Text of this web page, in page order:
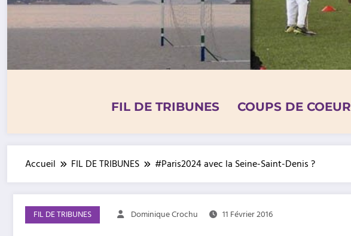
FIL DE TRIBUNES COUPS DE COEUR
Accueil FIL DE TRIBUNES #Paris2024 avec la Seine-Saint-Denis ?
FIL DE TRIBUNES Dominique Crochu 11 Février 2016